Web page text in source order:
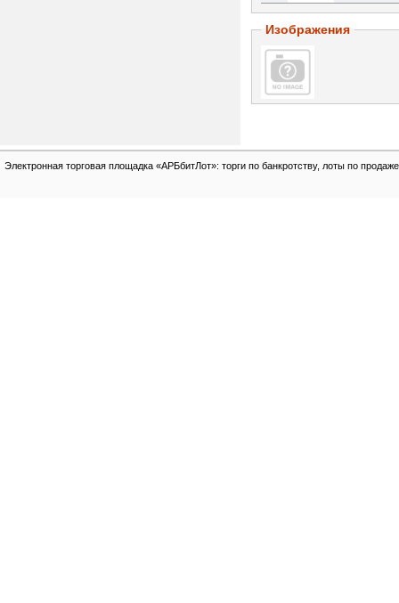
Изображения
Электронная торговая площадка «АРБбитЛот»: торги по банкротству, лоты по